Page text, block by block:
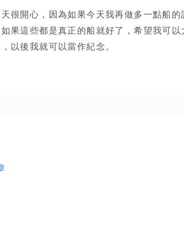
很開心，因為如果今天我再做多一點船
果這些都是真正的船就好了，希望我可
以後我就可以當作紀念。